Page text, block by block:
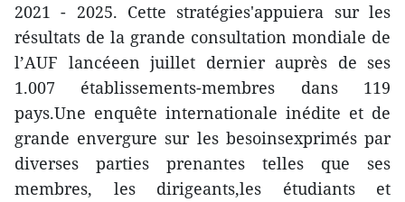
2021 - 2025. Cette stratégies'appuiera sur les
résultats de la grande consultation mondiale de
l’AUF lancéeen juillet dernier auprès de ses
1.007 établissements-membres dans 119
pays.Une enquête internationale inédite et de
grande envergure sur les besoinsexprimés par
diverses parties prenantes telles que ses
membres, les dirigeants,les étudiants et